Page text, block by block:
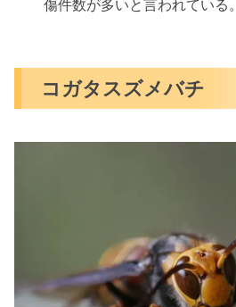
傷件数が多いと言われている。
コガタスズメバチ